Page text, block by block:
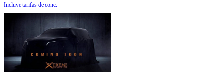
Incluye tarifas de conc.